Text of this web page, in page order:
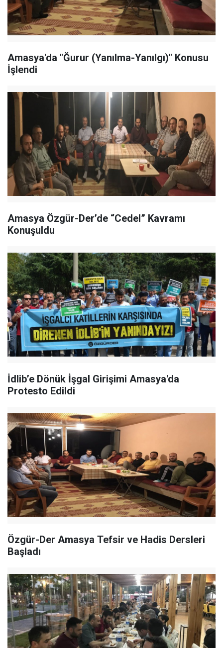
Amasya'da "Ğurur (Yanılma-Yanılgı)" Konusu
İşlendi
Amasya Özgür-Der’de “Cedel” Kavramı
Konuşuldu
İdlib’e Dönük İşgal Girişimi Amasya'da
Protesto Edildi
Özgür-Der Amasya Tefsir ve Hadis Dersleri
Başladı